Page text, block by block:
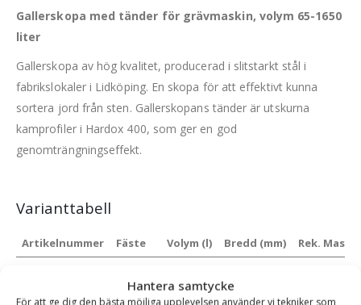
Hantera samtycke
För att ge dig den bästa möjliga upplevelsen använder vi tekniker som
Gallerskopa med tänder för grävmaskin, volym 65-1650
liter
Gallerskopa av hög kvalitet, producerad i slitstarkt stål i
fabrikslokaler i Lidköping. En skopa för att effektivt kunna
sortera jord från sten. Gallerskopans tänder är utskurna
kamprofiler i Hardox 400, som ger en god
genomträngningseffekt.
Varianttabell
Artikelnummer Fäste Volym (l) Bredd (mm)
Rek.